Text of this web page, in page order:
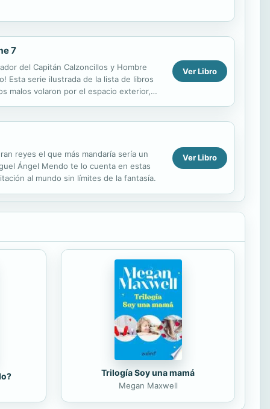
7
del Capitán Calzoncillos y Hombre
Esta serie ilustrada de la lista de libros
malos volaron por el espacio exterior,
Ver Libro
reyes el que más mandaría sería un
Ángel Mendo te lo cuenta en estas
al mundo sin límites de la fantasía.
Ver Libro
Trilogía Soy una mamá
Megan Maxwell